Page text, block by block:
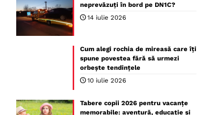
neprevăzuți în bord pe DN1C?
14 iulie 2026
Cum alegi rochia de mireasă care îți
spune povestea fără să urmezi
orbește tendințele
10 iulie 2026
Tabere copii 2026 pentru vacanțe
memorabile: aventură, educație și